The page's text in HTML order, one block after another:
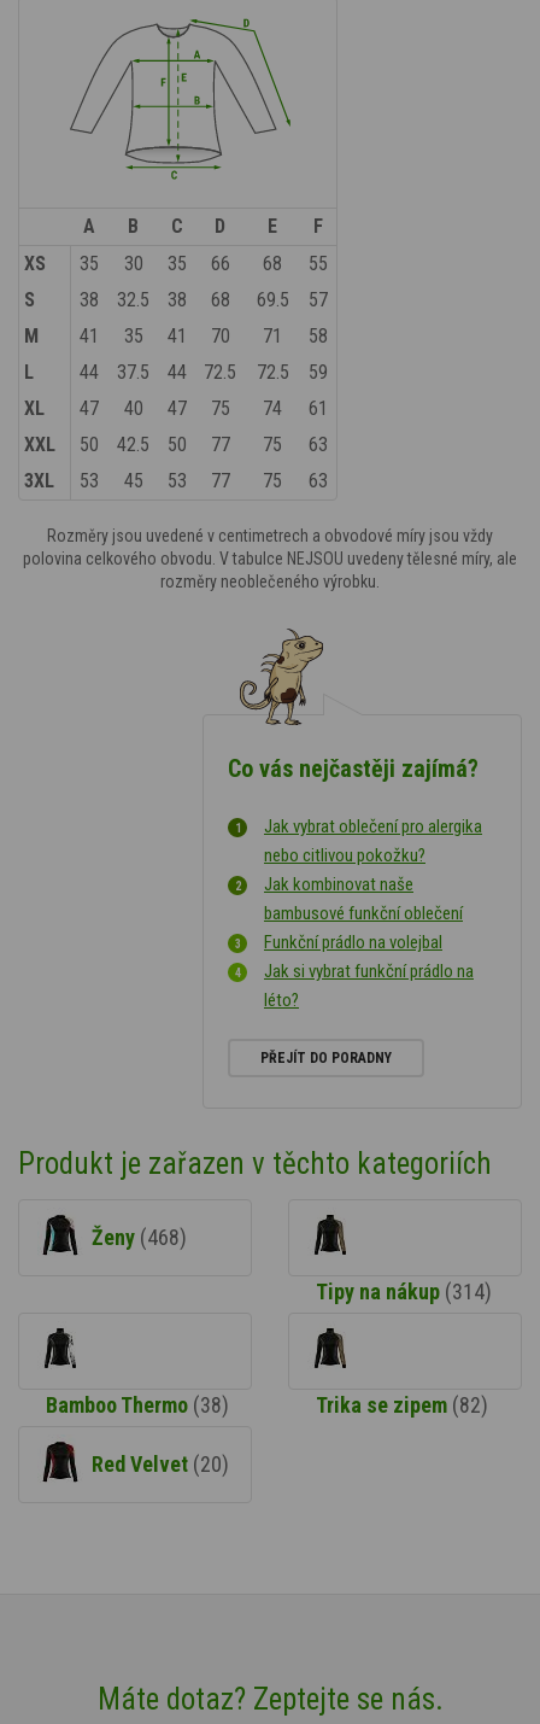
A B C D E
F
XS
35 30 35 66 68
55
S
38 32.5 38 68 69.5
57
M
41 35 41 70 71
58
L
44 37.5 44 72.5 72.5
59
XL
47 40 47 75 74
61
XXL
50 42.5 50 77 75
63
3XL
53 45 53 77 75 63
Rozměry jsou uvedené v centimetrech a obvodové míry jsou vždy
polovina celkového obvodu. V tabulce NEJSOU uvedeny tělesné míry, ale
rozměry neoblečeného výrobku.
Co vás nejčastěji zajímá?
Jak vybrat oblečení pro alergika
nebo citlivou pokožku?
Jak kombinovat naše
bambusové funkční oblečení
Funkční prádlo na volejbal
Jak si vybrat funkční prádlo na
léto?
PŘEJÍT DO PORADNY
Produkt je zařazen v těchto kategoriích
Ženy (468)
Tipy na nákup (314)
Bamboo Thermo (38) Trika se zipem (82)
Red Velvet (20)
Máte dotaz? Zeptejte se nás.